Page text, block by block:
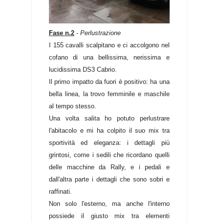
Fase n.2 - Perlustrazione
I 155 cavalli scalpitano e ci accolgono nel
cofano di una bellissima, nerissima e
lucidissima DS3 Cabrio.
Il primo impatto da fuori è positivo: ha una
bella linea, la trovo femminile e maschile
al tempo stesso.
Una volta salita ho potuto perlustrare
l'abitacolo e mi ha colpito il suo mix tra
sportività ed eleganza: i dettagli più
grintosi, come i sedili che ricordano quelli
delle macchine da Rally, e i pedali e
dall'altra parte i dettagli che sono sobri e
raffinati.
Non solo l'esterno, ma anche l'interno
possiede il giusto mix tra elementi